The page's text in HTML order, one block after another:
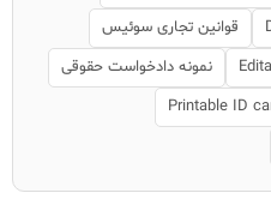
قوانین تجاری سوئیس
نمونه دادخواست حقوقی
Printable ID